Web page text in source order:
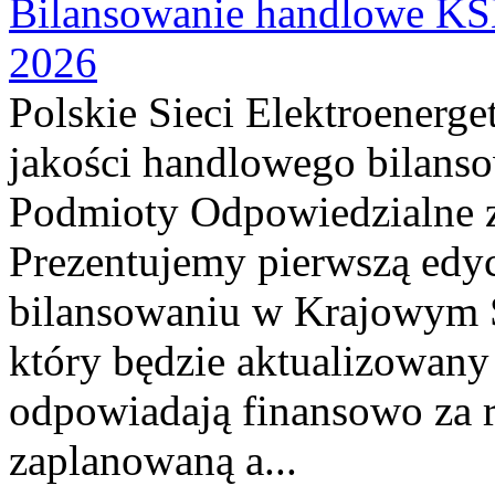
Bilansowanie handlowe
2026
Polskie Sieci
jakości handlowego
Podmioty Odpowiedzialne
Prezentujemy pierwszą
bilansowaniu w Krajowym
który będzie
odpowiadają finansowo za
zaplanowaną a...